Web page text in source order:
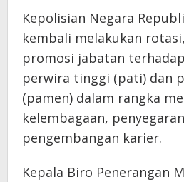
Kepolisian Negara
kembali melakukan
promosi jabatan
perwira tinggi (pati) dan
(pamen) dalam rangka
kelembagaan,
pengembangan karier.
Kepala Biro Penerangan